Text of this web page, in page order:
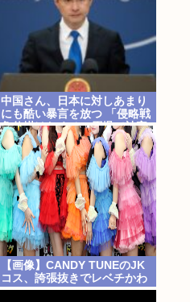
中国さん、日本に対しあまり
にも酷い暴言を放つ 「侵略戦
争仕掛けたくせに原爆で被害
者ビジネスするな」
【画像】CANDY TUNEのJK
コス、誇張抜きでレベチかわ
いいwww